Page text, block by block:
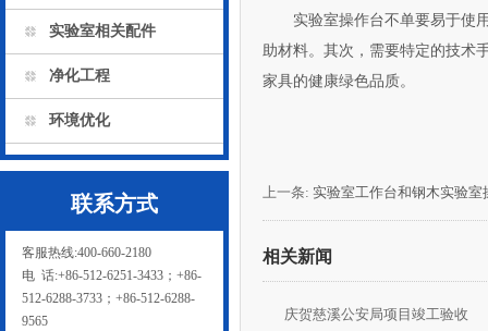
实验室相关配件
净化工程
环境优化
联系方式
客服热线:400-660-2180
电 话:+86-512-6251-3433；+86-
512-6288-3733；+86-512-6288-
9565
实验室操作台不单要易于使用
助材料。其次，需要特定的技
家具的健康绿色品质。
上一条: 实验室工作台和钢木实验室
相关新闻
庆贺慈溪公安局项目竣工验收